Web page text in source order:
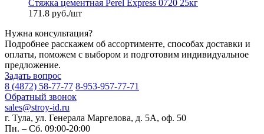
Стяжка цементная Perel Express 0720 25кг
171.8 руб./шт
Нужна консультация?
Подробнее расскажем об ассортименте, способах доставки и
оплаты, поможем с выбором и подготовим индивидуальное
предложение.
Задать вопрос
8 (4872) 58-77-77 8-953-957-77-71
Обратный звонок
sales@stroy-id.ru
г. Тула, ул. Генерала Маргелова, д. 5А, оф. 50
Пн. – Cб. 09:00-20:00